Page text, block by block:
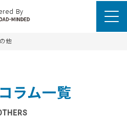
By
他
ラム一覧